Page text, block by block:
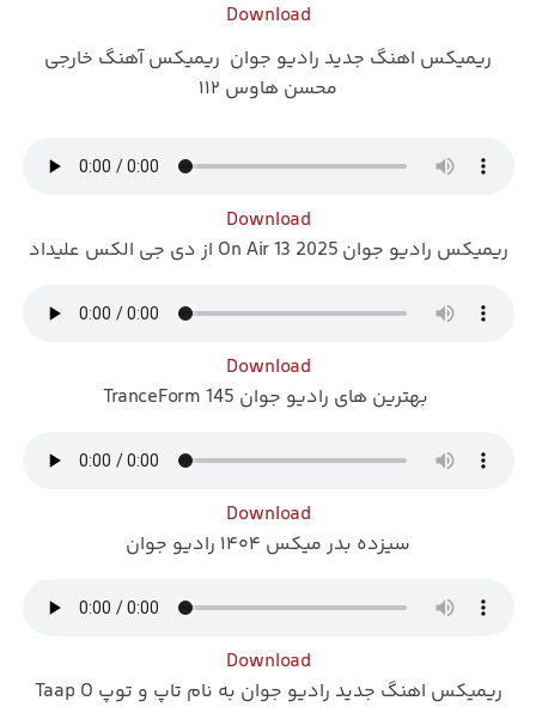
Download
ریمیکس اهنگ جدید رادیو جوان ریمیکس آهنگ خارجی
محسن هاوس ۱۱۲
Download
ریمیکس رادیو جوان 2025 On Air 13 از دی جی الکس علیداد
Download
بهترین های رادیو جوان TranceForm 145
Download
سیزده بدر میکس ۱۴۰۴ رادیو جوان
Download
ریمیکس اهنگ جدید رادیو جوان به نام تاپ و توپ Taap O